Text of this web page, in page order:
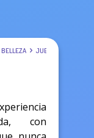
JUEGOS DE VESTIR
con